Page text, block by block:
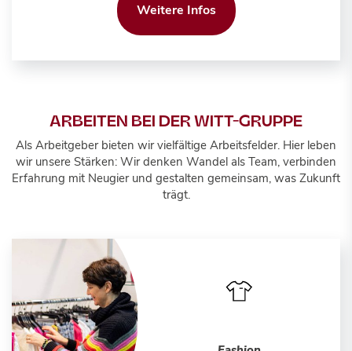
Weitere Infos
ARBEITEN BEI DER WITT-GRUPPE
Als Arbeitgeber bieten wir vielfältige Arbeitsfelder. Hier leben
wir unsere Stärken: Wir denken Wandel als Team, verbinden
Erfahrung mit Neugier und gestalten gemeinsam, was Zukunft
trägt.